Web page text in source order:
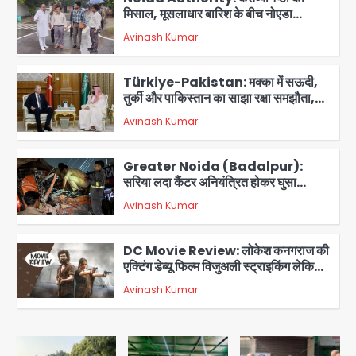
2
मिसाल, मूसलाधार बारिश के बीच नोएडा
प्राधिकरण ने संभाला मोर्चा, सेक्टर 105
आरडब्ल्यूए ने जताया आभार
Avinash Kumar
3
Türkiye-Pakistan: मक्का में सऊदी,
तुर्की और पाकिस्तान का साझा रक्षा समझौता,
जानें इसके मायने
Avinash Kumar
4
Greater Noida (Badalpur):
सरिया लदा कैंटर अनियंत्रित होकर घुसा
किराना दुकान में , ड्राइवर की मौत
Avinash Kumar
5
DC Movie Review: लोकेश कनगराज की
एक्टिंग डेब्यू फिल्म विजुअली स्ट्राइकिंग लेकिन
स्क्रीनप्ले में कमजोर, लेकिन कहानी अधूरी रह
गई, 3 स्टार रेटिंग
Avinash Kumar
Felix Hospital Noida: फेलिक्स
हॉस्पिटल और नोएडा लोक मंच की पहल, अब